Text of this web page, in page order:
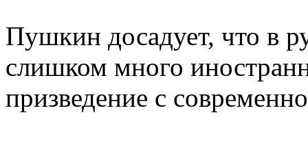
Пушкин досадует, что в
слишком много
призведение с